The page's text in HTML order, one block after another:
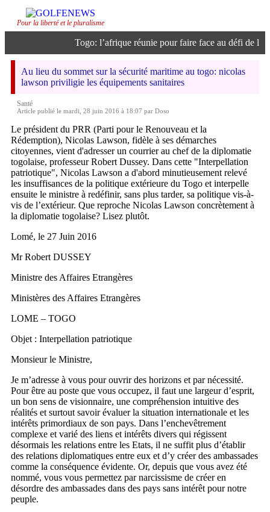
Pour la liberté et le pluralisme
Togo: l’afrique réunie pour faire face au défi de
Au lieu du sommet sur la sécurité maritime au togo: nicolas
lawson priviligie les équipements sanitaires
Santé
Article publié le mardi, 28 juin 2016 à 18:07 par Doso
Le président du PRR (Parti pour le Renouveau et la
Rédemption), Nicolas Lawson, fidèle à ses démarches
citoyennes, vient d'adresser un courrier au chef de la diplomatie
togolaise, professeur Robert Dussey. Dans cette "Interpellation
patriotique", Nicolas Lawson a d'abord minutieusement relevé
les insuffisances de la politique extérieure du Togo et interpelle
ensuite le ministre à redéfinir, sans plus tarder, sa politique vis-à-
vis de l’extérieur. Que reproche Nicolas Lawson concrètement à
la diplomatie togolaise? Lisez plutôt.
Lomé, le 27 Juin 2016
Mr Robert DUSSEY
Ministre des Affaires Etrangères
Ministères des Affaires Etrangères
LOME – TOGO
Objet : Interpellation patriotique
Monsieur le Ministre,
Je m’adresse à vous pour ouvrir des horizons et par nécessité.
Pour être au poste que vous occupez, il faut une largeur d’esprit,
un bon sens de visionnaire, une compréhension intuitive des
réalités et surtout savoir évaluer la situation internationale et les
intérêts primordiaux de son pays. Dans l’enchevêtrement
complexe et varié des liens et intérêts divers qui régissent
désormais les relations entre les Etats, il ne suffit plus d’établir
des relations diplomatiques entre eux et d’y créer des ambassades
comme la conséquence évidente. Or, depuis que vous avez été
nommé, vous vous permettez par narcissisme de créer en
désordre des ambassades dans des pays sans intérêt pour notre
peuple.